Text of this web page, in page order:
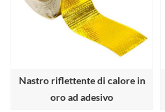
Nastro riflettente di calore in
oro ad adesivo